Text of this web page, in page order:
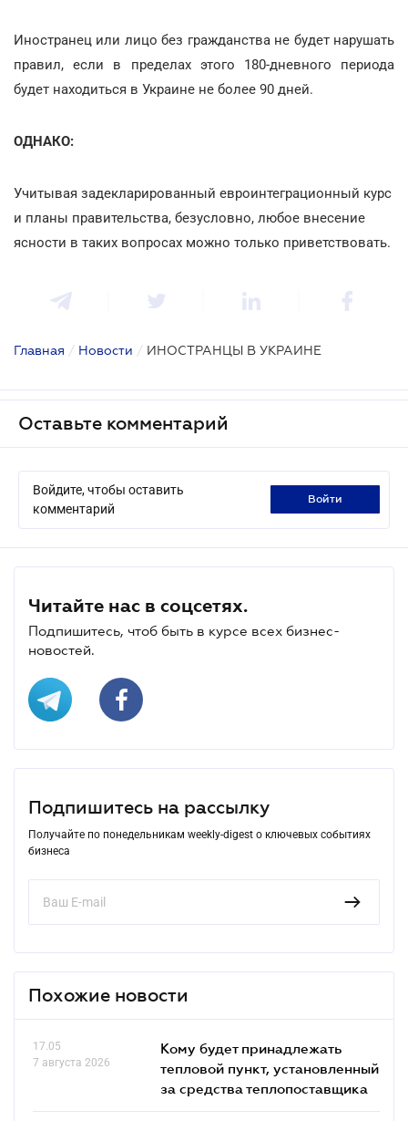
Иностранец или лицо без гражданства не будет нарушать
правил, если в пределах этого 180-дневного периода
будет находиться в Украине не более 90 дней.
ОДНАКО:
Учитывая задекларированный евроинтеграционный курс
и планы правительства, безусловно, любое внесение
ясности в таких вопросах можно только приветствовать.
Главная / Новости / ИНОСТРАНЦЫ В УКРАИНЕ
Оставьте комментарий
Войдите, чтобы оставить
комментарий
войти
Читайте нас в соцсетях.
Подпишитесь, чтоб быть в курсе всех бизнес-
новостей.
Подпишитесь на рассылку
Получайте по понедельникам weekly-digest о ключевых событиях
бизнеса
Похожие новости
17.05
7 августа 2026
Кому будет принадлежать
тепловой пункт, установленный
за средства теплопоставщика